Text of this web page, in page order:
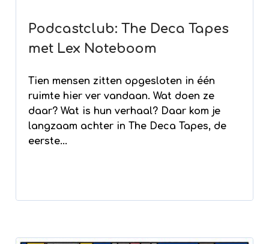
Podcastclub: The Deca Tapes
met Lex Noteboom
Tien mensen zitten opgesloten in één
ruimte hier ver vandaan. Wat doen ze
daar? Wat is hun verhaal? Daar kom je
langzaam achter in The Deca Tapes, de
eerste...